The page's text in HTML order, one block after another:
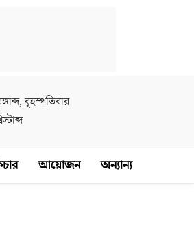
বৃহস্পতিবার
আয়োজন অন্যান্য